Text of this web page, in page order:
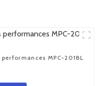
MPC-2018L